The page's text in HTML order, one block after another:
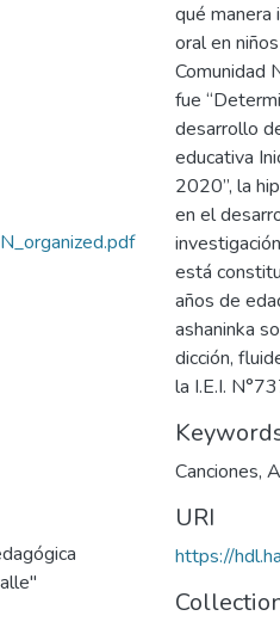
qué manera
oral en
Comunidad
fue
desarrollo
educativa
2020”, la
en el
está
años de
ashaninka
dicción,
la I.E.I.
Canciones,
URI
https://